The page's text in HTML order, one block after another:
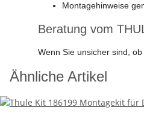
Montagehinweise
Beratung vom
Wenn Sie unsicher sind,
Ähnliche Artikel